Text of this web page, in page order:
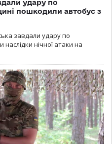
удару по
пошкодили автобус з
завдали удару по
наслідки нічної атаки на